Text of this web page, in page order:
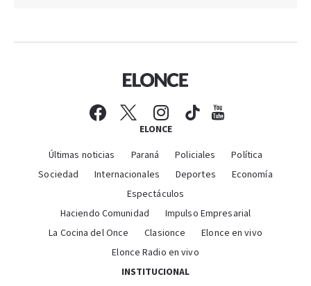
ELONCE
Últimas noticias Paraná Policiales
Política
Sociedad
Internacionales Deportes
Economía
Espectáculos
Haciendo Comunidad
Impulso Empresarial
La Cocina del Once
Clasionce
Elonce en vivo
Elonce Radio en vivo
INSTITUCIONAL